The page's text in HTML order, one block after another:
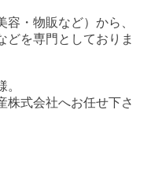
・物販など）から、
どを専門としておりま
株式会社へお任せ下さ